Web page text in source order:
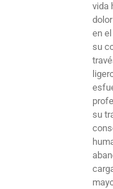
vida
en
su
su